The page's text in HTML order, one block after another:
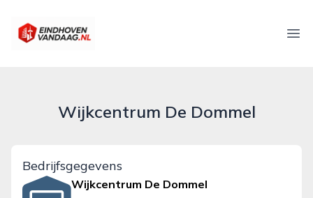
eindhovenvandaag.nl
Wijkcentrum De Dommel
Bedrijfsgegevens
Wijkcentrum De Dommel